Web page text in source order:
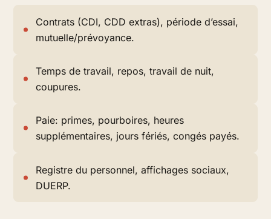
Contrats (CDI, CDD extras), période d’essai,
mutuelle/prévoyance.
Temps de travail, repos, travail de nuit,
coupures.
Paie: primes, pourboires, heures
supplémentaires, jours fériés, congés payés.
Registre du personnel, affichages sociaux,
DUERP.